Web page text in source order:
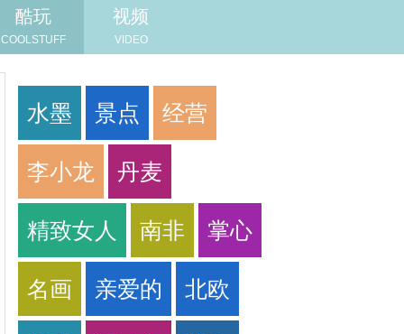
酷玩
COOLSTUFF
视频
VIDEO
水墨 景点 经营
李小龙 丹麦
精致女人 南非 掌心
名画 亲爱的 北欧